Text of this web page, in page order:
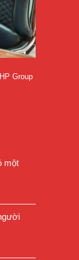
Group
một